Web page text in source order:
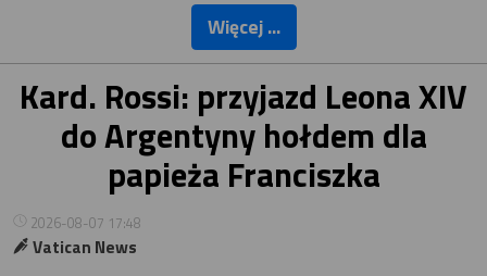
Więcej ...
Kard. Rossi: przyjazd Leona XIV
do Argentyny hołdem dla
papieża Franciszka
2026-08-07 17:48
Vatican News